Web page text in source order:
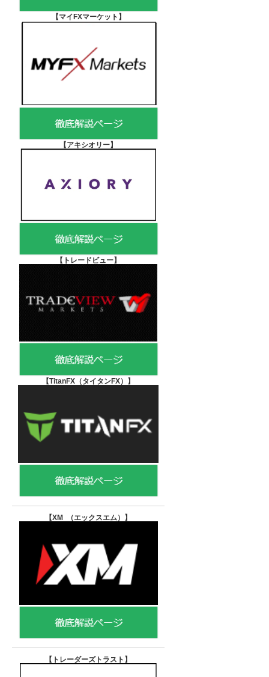
【マイFXマーケット 】
【アキシオリー】
【 トレードビュー】
【TitanFX（タイタンFX） 】
【XM （エックスエム） 】
【トレーダーズトラスト 】